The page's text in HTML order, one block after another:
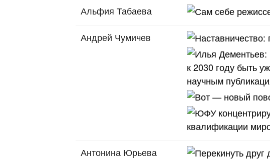
Альфия Табаева
Андрей Чумичев
Антонина Юрьева